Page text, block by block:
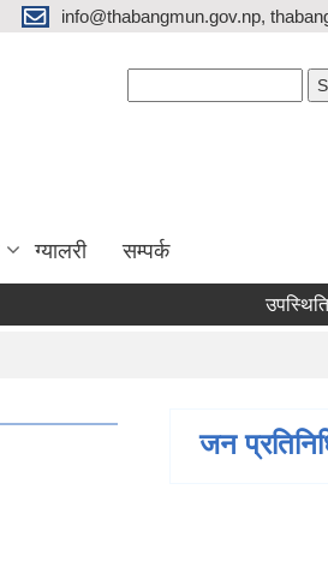
info@thabangmun.gov.np,
ग्यालरी सम्पर्क
उपस्थिति
जन